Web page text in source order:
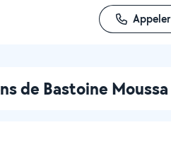
Appeler
de Bastoine Moussa